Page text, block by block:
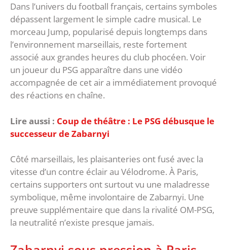
‎Dans l’univers du football français, certains symboles
dépassent largement le simple cadre musical. Le
morceau Jump, popularisé depuis longtemps dans
l’environnement marseillais, reste fortement
associé aux grandes heures du club phocéen. ‎Voir
un joueur du PSG apparaître dans une vidéo
accompagnée de cet air a immédiatement provoqué
des réactions en chaîne.
Lire aussi : Coup de théâtre : Le PSG débusque le
successeur de Zabarnyi
Côté marseillais, les plaisanteries ont fusé avec la
vitesse d’un contre éclair au Vélodrome. À Paris,
certains supporters ont surtout vu une maladresse
symbolique, même involontaire de Zabarnyi. Une
preuve supplémentaire que dans la rivalité OM-PSG,
la neutralité n’existe presque jamais.